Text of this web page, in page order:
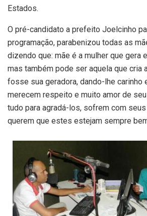
Estados.
O pré-candidato a prefeito Joelcinho
programação, parabenizou todas as
dizendo que: mãe é a mulher que gera
mas também pode ser aquela que cria
fosse sua geradora, dando-lhe carinho
merecem respeito e muito amor de
tudo para agradá-los, sofrem com
querem que estes estejam sempre